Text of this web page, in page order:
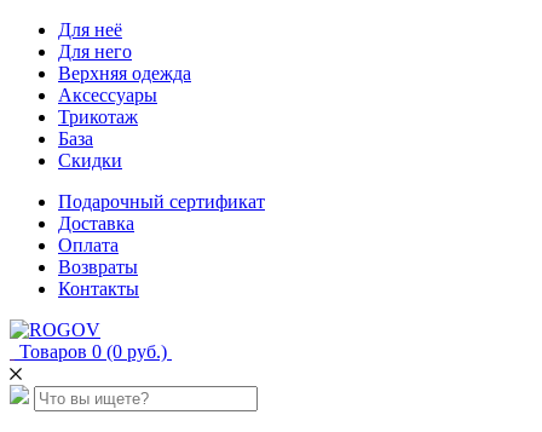
Для неё
Для него
Верхняя одежда
Аксессуары
Трикотаж
База
Скидки
Подарочный сертификат
Доставка
Оплата
Возвраты
Контакты
Товаров 0 (0 руб.)